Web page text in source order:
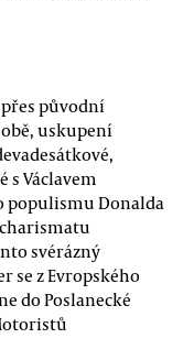
původní
uskupení
s Václavem
populismu Donalda
svérázný
se z Evropského
do Poslanecké